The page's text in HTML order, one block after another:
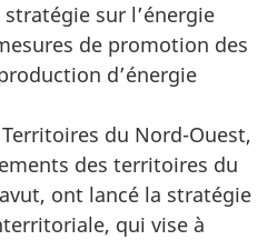
sur l’énergie
de promotion des
d’énergie
du Nord-Ouest,
des territoires du
ont lancé la stratégie
qui vise à